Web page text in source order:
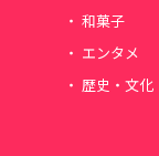
和菓子
エンタメ
歴史・文化